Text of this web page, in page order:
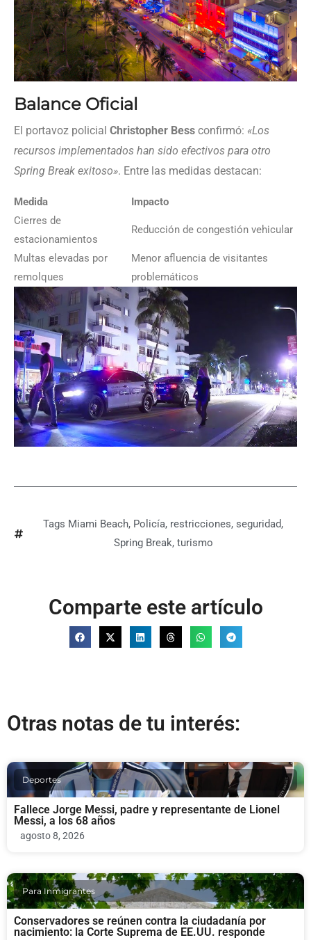
Balance Oficial
El portavoz policial Christopher Bess confirmó: «Los
recursos implementados han sido efectivos para otro
Spring Break exitoso». Entre las medidas destacan:
Medida
Impacto
Cierres de
estacionamientos
Reducción de congestión vehicular
Multas elevadas por
remolques
Menor afluencia de visitantes
problemáticos
Tags Miami Beach, Policía, restricciones, seguridad,
Spring Break, turismo
Comparte este artículo
Otras notas de tu interés:
Deportes
Fallece Jorge Messi, padre y representante de Lionel
Messi, a los 68 años
agosto 8, 2026
Para Inmigrantes
Conservadores se reúnen contra la ciudadanía por
nacimiento: la Corte Suprema de EE.UU. responde